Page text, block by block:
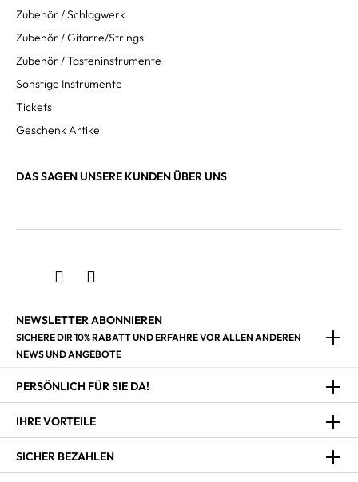
Zubehör / Schlagwerk
Zubehör / Gitarre/Strings
Zubehör / Tasteninstrumente
Sonstige Instrumente
Tickets
Geschenk Artikel
DAS SAGEN UNSERE KUNDEN ÜBER UNS
NEWSLETTER ABONNIEREN
SICHERE DIR 10% RABATT UND ERFAHRE VOR ALLEN ANDEREN
NEWS UND ANGEBOTE
PERSÖNLICH FÜR SIE DA!
IHRE VORTEILE
SICHER BEZAHLEN